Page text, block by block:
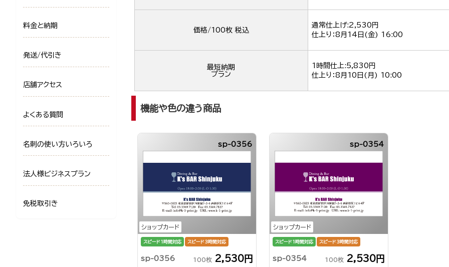
価格/100枚 税込
通常仕上げ:2,530円
仕上り：8月14日(金) 16:00
最短納期
プラン
1時間仕上:5,830円
仕上り：8月10日(月) 10:00
機能や色の違う商品
ショップカード
sp-0356
スピード1時間対応 スピード3時間対応
sp-0356 100枚 2,530円
ショップカード
sp-0354
スピード1時間対応 スピード3時間対応
sp-0354 100枚 2,530円
料金と納期
発送/代引き
店舗アクセス
よくある質問
名刺の使い方いろいろ
法人様ビジネスプラン
免税取引き